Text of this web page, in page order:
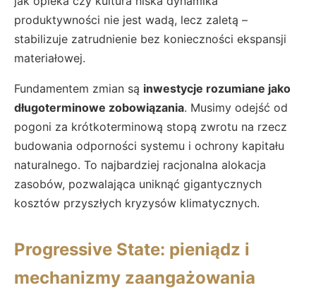
produktywności nie jest wadą, lecz zaletą –
stabilizuje zatrudnienie bez konieczności ekspansji
materiałowej.
Fundamentem zmian są inwestycje rozumiane jako
długoterminowe zobowiązania. Musimy odejść od
pogoni za krótkoterminową stopą zwrotu na rzecz
budowania odporności systemu i ochrony kapitału
naturalnego. To najbardziej racjonalna alokacja
zasobów, pozwalająca uniknąć gigantycznych
kosztów przyszłych kryzysów klimatycznych.
Progressive State: pieniądz i
mechanizmy zaangażowania